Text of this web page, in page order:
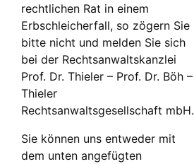
rechtlichen Rat in einem
Erbschleicherfall, so zögern Sie
bitte nicht und melden Sie sich
bei der Rechtsanwaltskanzlei
Prof. Dr. Thieler – Prof. Dr. Böh –
Thieler
Rechtsanwaltsgesellschaft mbH.
Sie können uns entweder mit
dem unten angefügten